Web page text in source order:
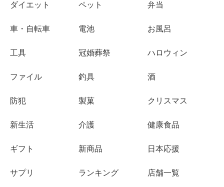
ダイエット ペット 弁当
車・自転車 電池 お風呂
工具 冠婚葬祭 ハロウィン
ファイル 釣具 酒
防犯 製菓 クリスマス
新生活 介護 健康食品
ギフト 新商品 日本応援
サプリ ランキング 店舗一覧